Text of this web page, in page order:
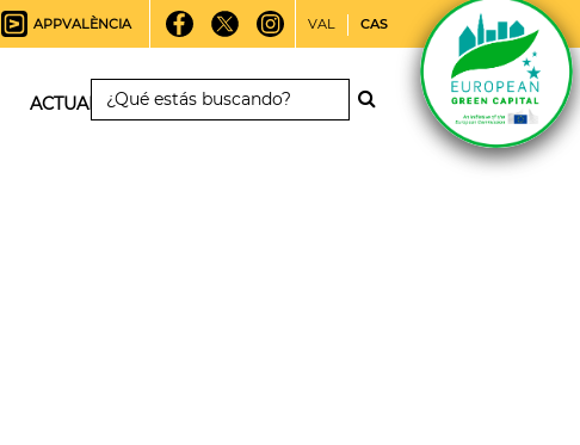
APPVALÈNCIA VAL CAS
ACTUALIDAD